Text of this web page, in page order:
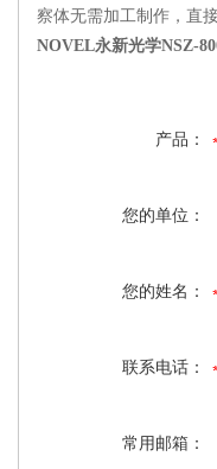
察体无需加工制作，直
NOVEL永新光学NSZ-
产品：
您的单位：
您的姓名：
联系电话：
常用邮箱：